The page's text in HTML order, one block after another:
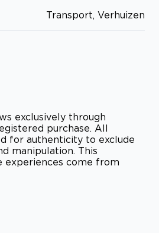
Transport, Verhuizen
exclusively through
purchase. All
for authenticity to exclude
manipulation. This
experiences come from